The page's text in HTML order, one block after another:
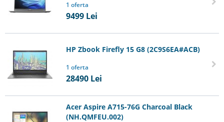
1 oferta
9499 Lei
HP Zbook Firefly 15 G8 (2C9S6EA#ACB)
1 oferta
28490 Lei
Acer Aspire A715-76G Charcoal Black
(NH.QMFEU.002)